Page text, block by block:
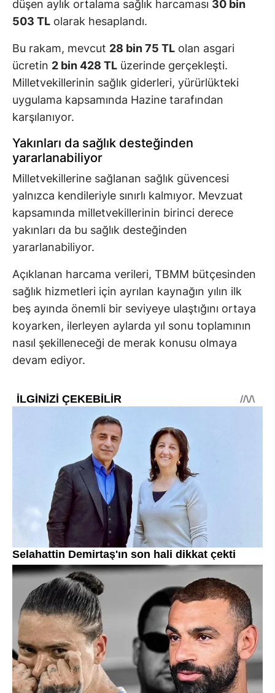
düşen aylık ortalama sağlık harcaması 30 bin
503 TL olarak hesaplandı.
Bu rakam, mevcut 28 bin 75 TL olan asgari
ücretin 2 bin 428 TL üzerinde gerçekleşti.
Milletvekillerinin sağlık giderleri, yürürlükteki
uygulama kapsamında Hazine tarafından
karşılanıyor.
Yakınları da sağlık desteğinden
yararlanabiliyor
Milletvekillerine sağlanan sağlık güvencesi
yalnızca kendileriyle sınırlı kalmıyor. Mevzuat
kapsamında milletvekillerinin birinci derece
yakınları da bu sağlık desteğinden
yararlanabiliyor.
Açıklanan harcama verileri, TBMM bütçesinden
sağlık hizmetleri için ayrılan kaynağın yılın ilk
beş ayında önemli bir seviyeye ulaştığını ortaya
koyarken, ilerleyen aylarda yıl sonu toplamının
nasıl şekilleneceği de merak konusu olmaya
devam ediyor.